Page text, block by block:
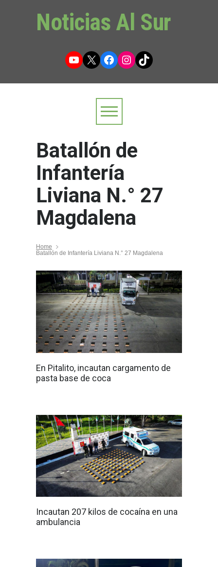
Noticias Al Sur
YouTube
X Facebook
Instagram
TikTok
Batallón de
Infantería
Liviana N.° 27
Magdalena
Home
Batallón de Infantería Liviana N.° 27 Magdalena
En Pitalito, incautan cargamento de
pasta base de coca
Incautan 207 kilos de cocaína en una
ambulancia